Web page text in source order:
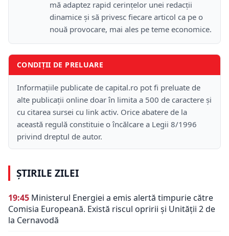
mă adaptez rapid cerințelor unei redacții
dinamice și să privesc fiecare articol ca pe o
nouă provocare, mai ales pe teme economice.
CONDIȚII DE PRELUARE
Informațiile publicate de capital.ro pot fi preluate de
alte publicații online doar în limita a 500 de caractere și
cu citarea sursei cu link activ. Orice abatere de la
această regulă constituie o încălcare a Legii 8/1996
privind dreptul de autor.
ȘTIRILE ZILEI
19:45 Ministerul Energiei a emis alertă timpurie către
Comisia Europeană. Există riscul opririi și Unității 2 de
la Cernavodă